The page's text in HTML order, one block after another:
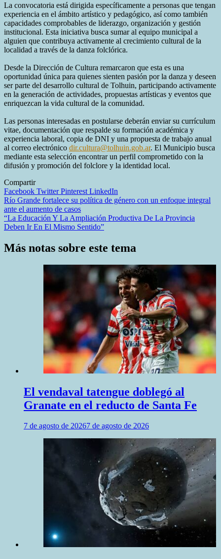
La convocatoria está dirigida específicamente a personas que tengan
experiencia en el ámbito artístico y pedagógico, así como también
capacidades comprobables de liderazgo, organización y gestión
institucional. Esta iniciativa busca sumar al equipo municipal a
alguien que contribuya activamente al crecimiento cultural de la
localidad a través de la danza folclórica.
Desde la Dirección de Cultura remarcaron que esta es una
oportunidad única para quienes sienten pasión por la danza y deseen
ser parte del desarrollo cultural de Tolhuin, participando activamente
en la generación de actividades, propuestas artísticas y eventos que
enriquezcan la vida cultural de la comunidad.
Las personas interesadas en postularse deberán enviar su currículum
vitae, documentación que respalde su formación académica y
experiencia laboral, copia de DNI y una propuesta de trabajo anual
al correo electrónico dir.cultura@tolhuin.gob.ar. El Municipio busca
mediante esta selección encontrar un perfil comprometido con la
difusión y promoción del folclore y la identidad local.
Compartir
Facebook TwitterPinterest LinkedIn
Navegación
de
entradas
Río Grande fortalece su política de género con un enfoque integral
ante el aumento de casos
“La Educación Y La Ampliación Productiva De La Provincia
Deben Ir En El Mismo Sentido”
Más notas sobre este tema
El vendaval tatengue doblegó al
Granate en el reducto de Santa Fe
7 de agosto de 20267 de agosto de 2026